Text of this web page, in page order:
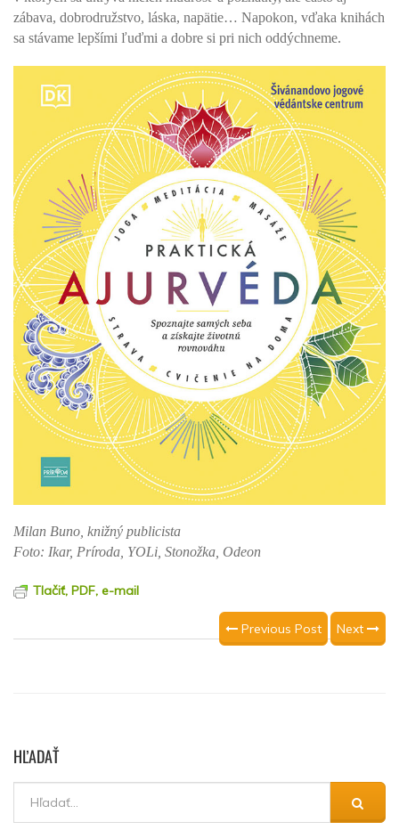
zábava, dobrodružstvo, láska, napätie… Napokon, vďaka knihách
sa stávame lepšími ľuďmi a dobre si pri nich oddýchneme.
Milan Buno, knižný publicista
Foto: Ikar, Príroda, YOLi, Stonožka, Odeon
Tlačiť, PDF, e-mail
Previous Post Next
HĽADAŤ